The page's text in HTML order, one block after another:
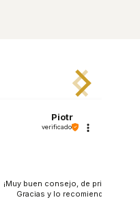
Piotr
verificado
¡Muy buen consejo, de primera!
Gracias y lo recomiendo